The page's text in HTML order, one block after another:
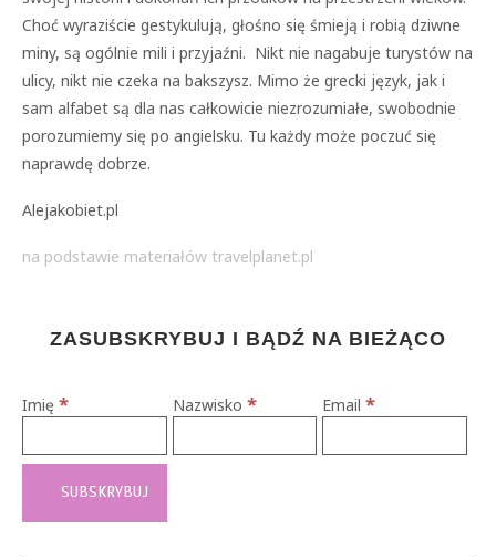
Choć wyraziście gestykulują, głośno się śmieją i robią dziwne
miny, są ogólnie mili i przyjaźni. Nikt nie nagabuje turystów na
ulicy, nikt nie czeka na bakszysz. Mimo że grecki język, jak i
sam alfabet są dla nas całkowicie niezrozumiałe, swobodnie
porozumiemy się po angielsku. Tu każdy może poczuć się
naprawdę dobrze.
Alejakobiet.pl
na podstawie materiałów travelplanet.pl
ZASUBSKRYBUJ I BĄDŹ NA BIEŻĄCO
Imię * Nazwisko * Email*